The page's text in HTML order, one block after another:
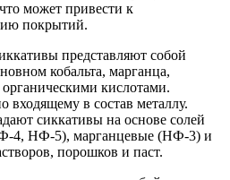
может привести к
покрытий.
представляют собой
кобальта, марганца,
кислотами.
входящему в состав металлу.
сиккативы на основе солей
4, НФ-5), марганцевые (НФ-3) и
порошков и паст.